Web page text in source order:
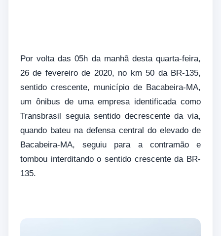
Por volta das 05h da manhã desta quarta-feira,
26 de fevereiro de 2020, no km 50 da BR-135,
sentido crescente, município de Bacabeira-MA,
um ônibus de uma empresa identificada como
Transbrasil seguia sentido decrescente da via,
quando bateu na defensa central do elevado de
Bacabeira-MA, seguiu para a contramão e
tombou interditando o sentido crescente da BR-
135.